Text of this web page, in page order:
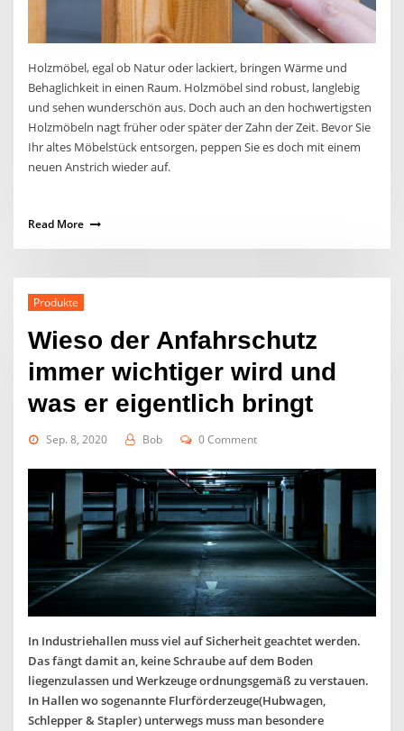
Holzmöbel, egal ob Natur oder lackiert, bringen Wärme und
Behaglichkeit in einen Raum. Holzmöbel sind robust, langlebig
und sehen wunderschön aus. Doch auch an den hochwertigsten
Holzmöbeln nagt früher oder später der Zahn der Zeit. Bevor Sie
Ihr altes Möbelstück entsorgen, peppen Sie es doch mit einem
neuen Anstrich wieder auf.
Read More
Produkte
Wieso der Anfahrschutz
immer wichtiger wird und
was er eigentlich bringt
Sep. 8, 2020 Bob 0 Comment
In Industriehallen muss viel auf Sicherheit geachtet werden.
Das fängt damit an, keine Schraube auf dem Boden
liegenzulassen und Werkzeuge ordnungsgemäß zu verstauen.
In Hallen wo sogenannte Flurförderzeuge(Hubwagen,
Schlepper & Stapler) unterwegs muss man besondere